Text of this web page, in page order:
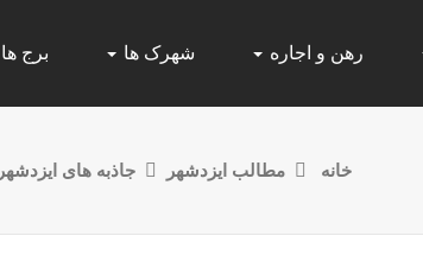
رهن و اجاره شهرک ها برج ها
خانه مطالب ایزدشهر جاذبه های ایزدشهر